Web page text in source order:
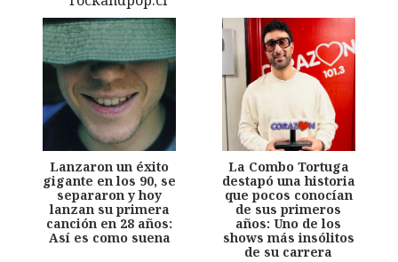
Lanzaron un éxito
gigante en los 90, se
separaron y hoy
lanzan su primera
canción en 28 años:
Así es como suena
La Combo Tortuga
destapó una historia
que pocos conocían
de sus primeros
años: Uno de los
shows más insólitos
de su carrera